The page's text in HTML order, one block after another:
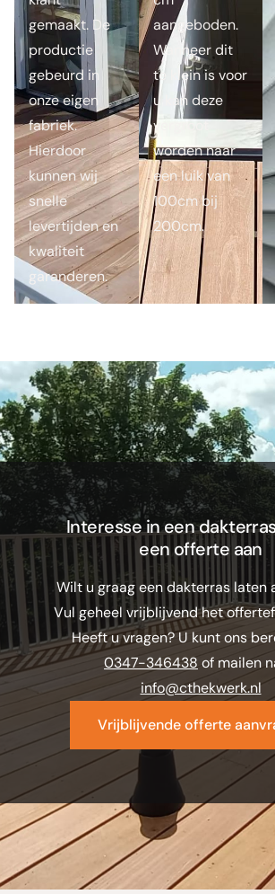
gemaakt. De
productie
gebeurd in
onze eigen
fabriek.
Hierdoor
kunnen wij
snelle
levertijden en
kwaliteit
garanderen.
aangeboden.
Wanneer dit
te klein is voor
u kan deze
vergroot
worden naar
een luik van
100cm bij
200cm.
Interesse in een
een offerte aan
Wilt u graag een dakterras laten
Vul geheel vrijblijvend het
Heeft u vragen? U kunt ons
0347-346438 of mailen
info@cthekwerk.nl
Vrijblijvende offerte